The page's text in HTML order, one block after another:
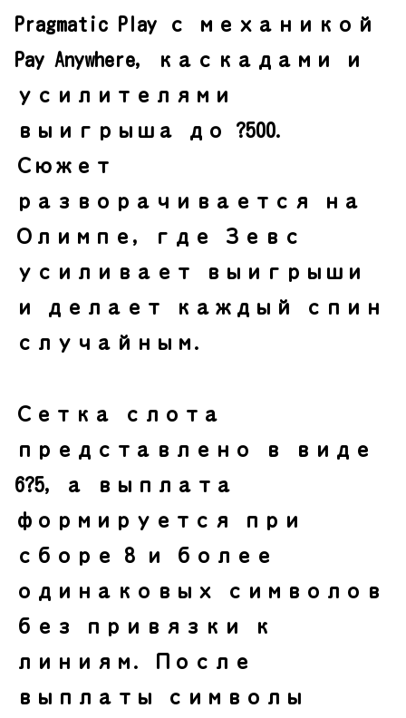
Pragmatic Play с механикой
Pay Anywhere, каскадами и
усилителями
выигрыша до ?500.
Сюжет
разворачивается на
Олимпе, где Зевс
усиливает выигрыши
и делает каждый спин
случайным.
Сетка слота
представлено в виде
6?5, а выплата
формируется при
сборе 8 и более
одинаковых символов
без привязки к
линиям. После
выплаты символы